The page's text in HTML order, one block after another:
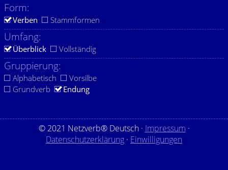
Form:
Verben Stammformen
Umfang:
Überblick Vollständig
Gruppierung:
Alphabetisch
Vorsilbe
Grundverb
Endung
© 2021 Netzverb® Deutsch · Impressum ·
Datenschutzerklärung · Einwilligungen